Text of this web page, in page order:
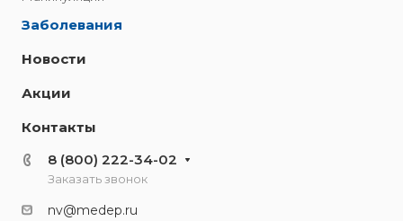
Заболевания
Новости
Акции
Контакты
8 (800) 222-34-02
Заказать звонок
nv@medep.ru